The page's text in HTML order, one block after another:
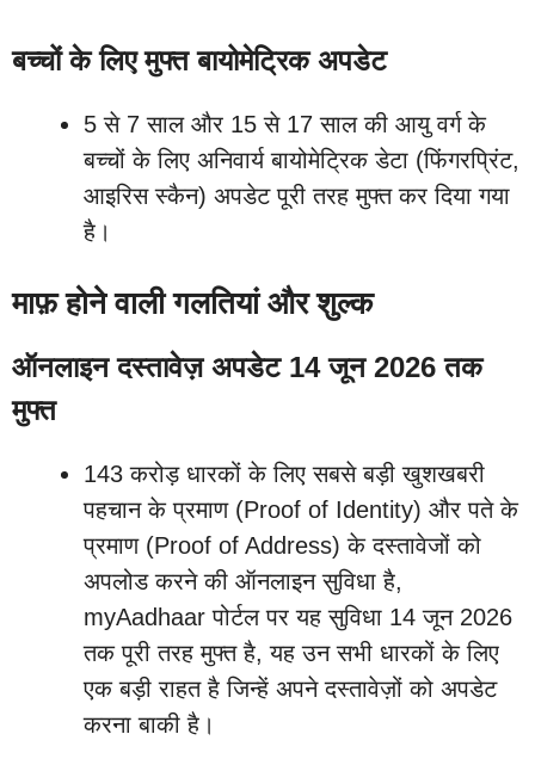
बच्चों के लिए मुफ्त बायोमेट्रिक अपडेट
5 से 7 साल और 15 से 17 साल की आयु वर्ग के
बच्चों के लिए अनिवार्य बायोमेट्रिक डेटा (फिंगरप्रिंट,
आइरिस स्कैन) अपडेट पूरी तरह मुफ्त कर दिया गया
है।
माफ़ होने वाली गलतियां और शुल्क
ऑनलाइन दस्तावेज़ अपडेट 14 जून 2026 तक
मुफ्त
143 करोड़ धारकों के लिए सबसे बड़ी खुशखबरी
पहचान के प्रमाण (Proof of Identity) और पते के
प्रमाण (Proof of Address) के दस्तावेजों को
अपलोड करने की ऑनलाइन सुविधा है,
myAadhaar पोर्टल पर यह सुविधा 14 जून 2026
तक पूरी तरह मुफ्त है, यह उन सभी धारकों के लिए
एक बड़ी राहत है जिन्हें अपने दस्तावेज़ों को अपडेट
करना बाकी है।